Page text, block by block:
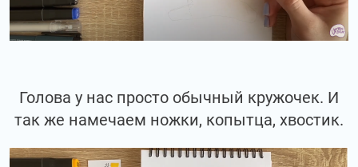
Голова у нас просто обычный кружочек. И
так же намечаем ножки, копытца, хвостик.